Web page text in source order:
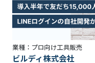
業種： プロ向け工具販売
ビルディ株式会社